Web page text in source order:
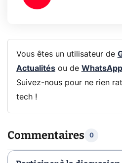
Vous êtes un utilisateur de
Actualitésou de WhatsApp
Suivez-nous pour ne rien
tech !
Commentaires 0